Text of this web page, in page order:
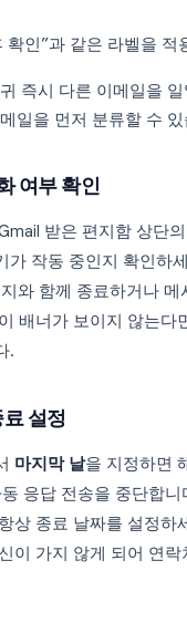
확인”과 같은 라벨을 적
즉시 다른 이메일을
일을 먼저 분류할 수
여부 확인
받은 편지함 상단의
가 작동 중인지 확인하
와 함께 종료하거나 메
배너가 보이지 않는다
.
설정
마지막 날을 지정하면
응답 전송을 중단합니
상 종료 날짜를 설정하
이 가지 않게 되어 연